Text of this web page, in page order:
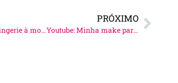
Look do Dia: lingerie à mostra!
PRÓXIMO
Youtube: Minha make para o dia a dia!